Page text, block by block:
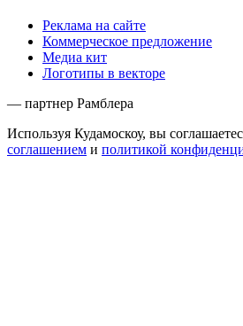
Реклама на сайте
Коммерческое предложение
Медиа кит
Логотипы в векторе
— партнер Рамблера
Используя Кудамоскоу, вы
соглашением и политикой